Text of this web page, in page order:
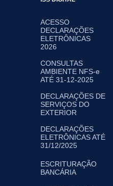
ACESSO
DECLARAÇÕES
ELETRÔNICAS
2026
CONSULTAS
AMBIENTE NFS-e
ATÉ 31-12-2025
DECLARAÇÕES DE
SERVIÇOS DO
EXTERIOR
DECLARAÇÕES
ELETRÔNICAS ATÉ
31/12/2025
ESCRITURAÇÃO
BANCÁRIA